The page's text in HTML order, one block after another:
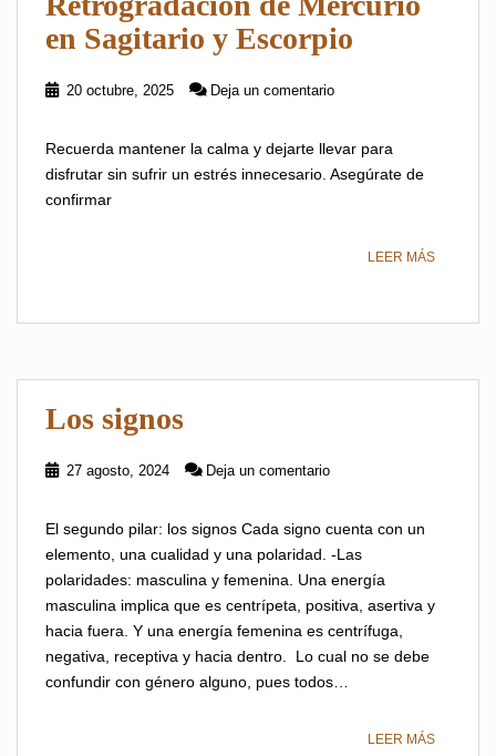
en Sagitario y Escorpio
20 octubre, 2025 Deja un comentario
Recuerda mantener la calma y dejarte llevar para
disfrutar sin sufrir un estrés innecesario. Asegúrate de
confirmar
LEER MÁS
Los signos
27 agosto, 2024 Deja un comentario
El segundo pilar: los signos Cada signo cuenta con un
elemento, una cualidad y una polaridad. -Las
polaridades: masculina y femenina. Una energía
masculina implica que es centrípeta, positiva, asertiva y
hacia fuera. Y una energía femenina es centrífuga,
negativa, receptiva y hacia dentro. Lo cual no se debe
confundir con género alguno, pues todos…
LEER MÁS